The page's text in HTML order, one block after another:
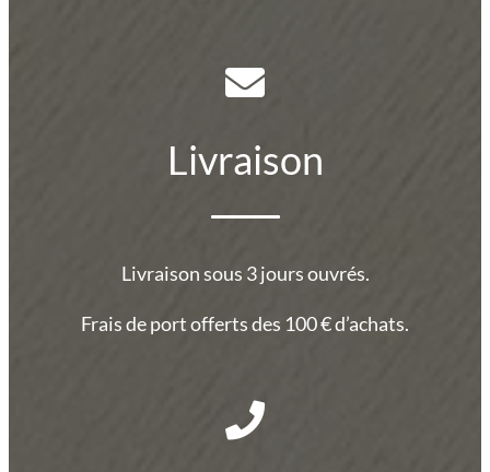
Livraison
Livraison sous 3 jours ouvrés.
Frais de port offerts des 100 € d’achats.